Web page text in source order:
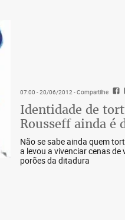
07:00 - 20/06/2012- Compartilhe
Identidade de
Rousseff ainda é
Não se sabe ainda quem
a levou a vivenciar cenas
porões da ditadura